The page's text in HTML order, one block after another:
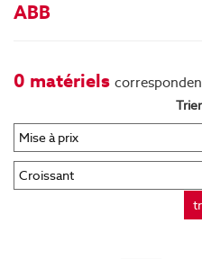
ABB
0 matériels